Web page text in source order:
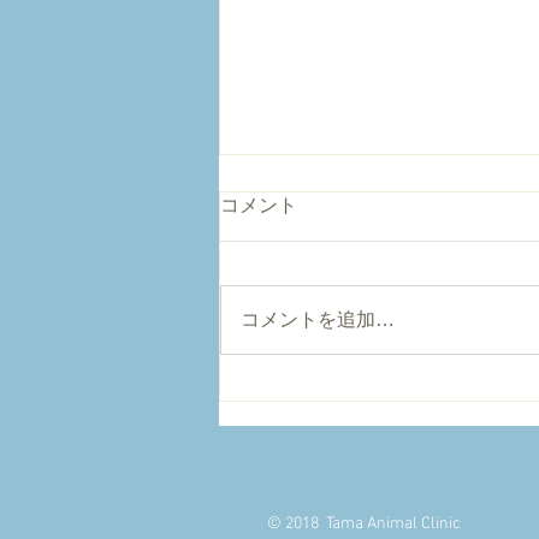
夏季通常診療致します
酷暑の東京を今年も乗りきりまし
に受診してください！
コメント
コメントを追加…
© 2018 Tama Animal Clinic